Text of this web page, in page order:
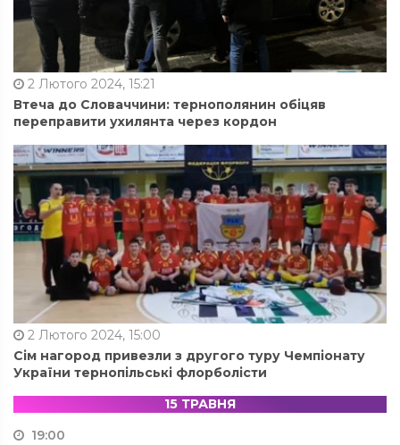
2 Лютого 2024, 15:21
Втеча до Словаччини: тернополянин обіцяв
переправити ухилянта через кордон
2 Лютого 2024, 15:00
Сім нагород привезли з другого туру Чемпіонату
України тернопільські флорболісти
15 ТРАВНЯ
19:00